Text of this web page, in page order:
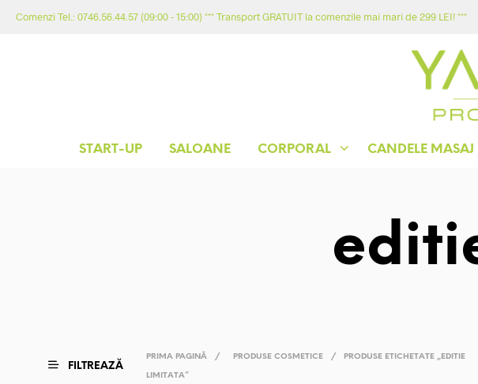
Comenzi Tel.: 0746.56.44.57 (09:00 - 15:00) *** Transport GRATUIT la comenzile mai mari de 299 LEI! ***
ACASA
START-UP SALOANE CORPORAL CANDELE MASAJ
FILTREAZĂ
PRIMA PAGINĂ / PRODUSE COSMETICE / PRODUSE ETICHETATE „EDITIE
LIMITATA”